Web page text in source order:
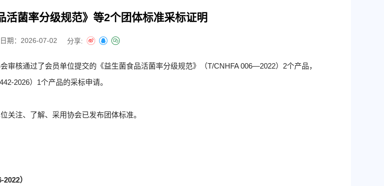
活菌率分级规范》等2个团体标准采标证明
期：2026-07-02 分享:
审核通过了会员单位提交的《益生菌食品活菌率分级规范》（T/CNHFA 006—2022）2个产品，
2026）1个产品的采标申请。
关注、了解、采用协会已发布团体标准。
）